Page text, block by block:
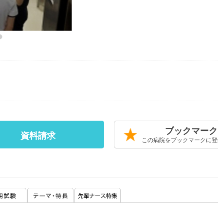
資料請求 ブックマーク
この病院をブックマークに